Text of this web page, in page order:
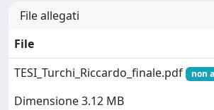
File allegati
File
TESI_Turchi_Riccardo_finale.pdf
non
Dimensione 3.12 MB